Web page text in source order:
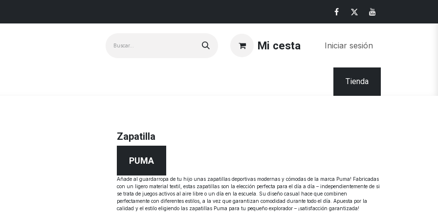
Mi cesta Iniciar sesión
Tienda
Zapatilla
PUMA
Añade al guardarropa de tu hijo unas zapatillas deportivas modernas y cómodas de la marca Puma! Fabricadas
con un ligero material textil, estas zapatillas son la elección perfecta para el día a día – independientemente de si
se trata de juegos activos al aire libre o un día en la escuela. Su diseño casual hace que combinen
perfectamente con diferentes estilos, a la vez que garantizan comodidad durante todo el día. Apuesta por la
calidad y el estilo eligiendo las zapatillas Puma para tu pequeño explorador – ¡satisfacción garantizada!